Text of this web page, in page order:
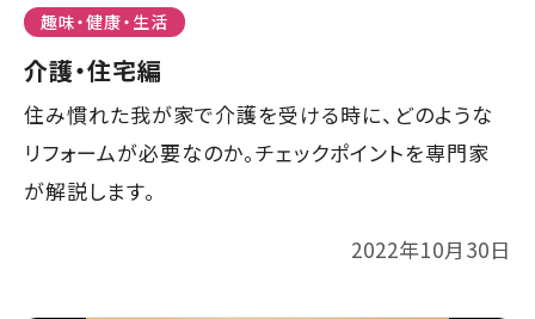
趣味・健康・生活
介護・住宅編
住み慣れた我が家で介護を受ける時に、どのような
リフォームが必要なのか。チェックポイントを専門家
が解説します。
2022年10月30日